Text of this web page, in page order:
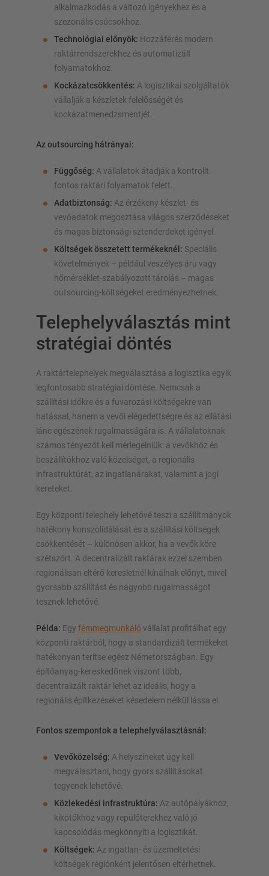
alkalmazkodás a változó igényekhez és a
szezonális csúcsokhoz.
Technológiai előnyök: Hozzáférés modern
raktárrendszerekhez és automatizált
folyamatokhoz.
Kockázatcsökkentés: A logisztikai szolgáltatók
vállalják a készletek felelősségét és
kockázatmenedzsmentjét.
Az outsourcing hátrányai:
Függőség: A vállalatok átadják a kontrollt
fontos raktári folyamatok felett.
Adatbiztonság: Az érzékeny készlet- és
vevőadatok megosztása világos szerződéseket
és magas biztonsági sztenderdeket igényel.
Költségek összetett termékeknél: Speciális
követelmények – például veszélyes áru vagy
hőmérséklet-szabályozott tárolás – magas
outsourcing-költségeket eredményezhetnek.
Telephelyválasztás mint
stratégiai döntés
A raktártelephelyek megválasztása a logisztika egyik
legfontosabb stratégiai döntése. Nemcsak a
szállítási időkre és a fuvarozási költségekre van
hatással, hanem a vevői elégedettségre és az ellátási
lánc egészének rugalmasságára is. A vállalatoknak
számos tényezőt kell mérlegelniük: a vevőkhöz és
beszállítókhoz való közelséget, a regionális
infrastruktúrát, az ingatlanárakat, valamint a jogi
kereteket.
Egy központi telephely lehetővé teszi a szállítmányok
hatékony konszolidálását és a szállítási költségek
csökkentését – különösen akkor, ha a vevők köre
szétszórt. A decentralizált raktárak ezzel szemben
regionálisan eltérő keresletnél kínálnak előnyt, mivel
gyorsabb szállítást és nagyobb rugalmasságot
tesznek lehetővé.
Példa: Egy fémmegmunkálóvállalat profitálhat egy
központi raktárból, hogy a standardizált termékeket
hatékonyan terítse egész Németországban. Egy
építőanyag-kereskedőnek viszont több,
decentralizált raktár lehet az ideális, hogy a
regionális építkezéseket késedelem nélkül lássa el.
Fontos szempontok a telephelyválasztásnál:
Vevőközelség: A helyszíneket úgy kell
megválasztani, hogy gyors szállításokat
tegyenek lehetővé.
Közlekedési infrastruktúra: Az autópályákhoz,
kikötőkhöz vagy repülőterekhez való jó
kapcsolódás megkönnyíti a logisztikát.
Költségek: Az ingatlan- és üzemeltetési
költségek régiónként jelentősen eltérhetnek.